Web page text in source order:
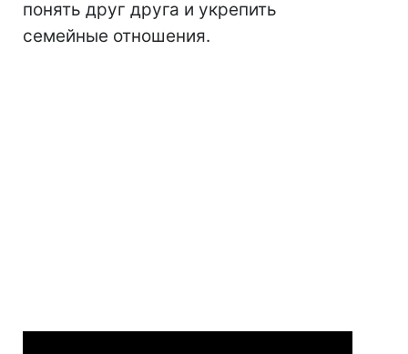
понять друг друга и укрепить
семейные отношения.